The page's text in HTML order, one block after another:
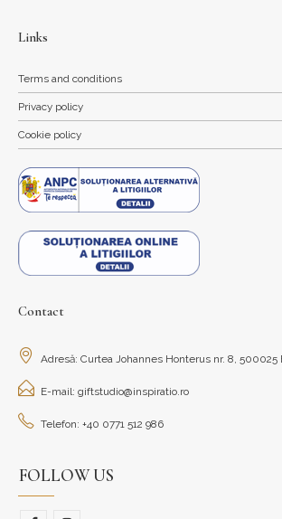
Links
Terms and conditions
Privacy policy
Cookie policy
Contact
Adresă: Curtea Johannes Honterus nr. 8, 500025
E-mail: giftstudio@inspiratio.ro
Telefon: +40 0771 512 986
FOLLOW US